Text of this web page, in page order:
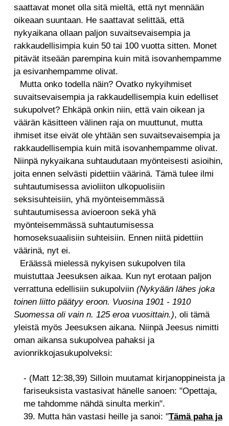
saattavat monet olla sitä mieltä, että nyt mennään
oikeaan suuntaan. He saattavat selittää, että
nykyaikana ollaan paljon suvaitsevaisempia ja
rakkaudellisimpia kuin 50 tai 100 vuotta sitten. Monet
pitävät itseään parempina kuin mitä isovanhempamme
ja esivanhempamme olivat.
Mutta onko todella näin? Ovatko nykyihmiset
suvaitsevaisempia ja rakkaudellisempia kuin edelliset
sukupolvet? Ehkäpä onkin niin, että vain oikean ja
väärän käsitteen välinen raja on muuttunut, mutta
ihmiset itse eivät ole yhtään sen suvaitsevaisempia ja
rakkaudellisempia kuin mitä isovanhempamme olivat.
Niinpä nykyaikana suhtaudutaan myönteisesti asioihin,
joita ennen selvästi pidettiin väärinä. Tämä tulee ilmi
suhtautumisessa avioliiton ulkopuolisiin
seksisuhteisiin, yhä myönteisemmässä
suhtautumisessa avioeroon sekä yhä
myönteisemmässä suhtautumisessa
homoseksuaalisiin suhteisiin. Ennen niitä pidettiin
väärinä, nyt ei.
Eräässä mielessä nykyisen sukupolven tila
muistuttaa Jeesuksen aikaa. Kun nyt erotaan paljon
verrattuna edellisiin sukupolviin (Nykyään lähes joka
toinen liitto päätyy eroon. Vuosina 1901 - 1910
Suomessa oli vain n. 125 eroa vuosittain.), oli tämä
yleistä myös Jeesuksen aikana. Niinpä Jeesus nimitti
oman aikansa sukupolvea pahaksi ja
avionrikkojasukupolveksi:
- (Matt 12:38,39) Silloin muutamat kirjanoppineista ja
fariseuksista vastasivat hänelle sanoen: "Opettaja,
me tahdomme nähdä sinulta merkin".
39. Mutta hän vastasi heille ja sanoi: "Tämä paha ja